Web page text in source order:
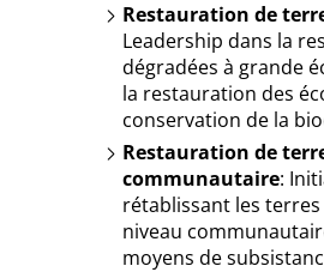
Restauration de
Leadership dans la
dégradées à grande
la restauration des
conservation de la
Restauration de
communautaire:
rétablissant les
niveau
moyens de